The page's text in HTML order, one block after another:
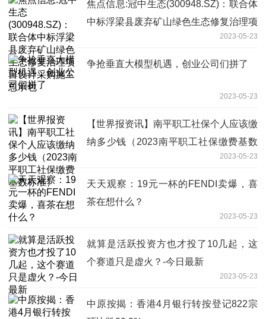
焦点信息:冠中生态(300948.SZ)：联合体
中标浮梁县废弃矿山绿色生态修复治理项
2023-05-23
争抢垂直大模型机遇，创业公司们拼了
2023-05-23
【世界报资讯】南平职工社保个人应该缴
纳多少钱（2023南平职工社保缴费基数
2023-05-23
天天观察：19元一杯的FENDI卖爆，喜
茶在想什么？
2023-05-23
就算是活跃投资方也才投了10几起，这
个赛道只是虚火？-今日最新
2023-05-23
中原按揭：香港4月银行转按登记822宗